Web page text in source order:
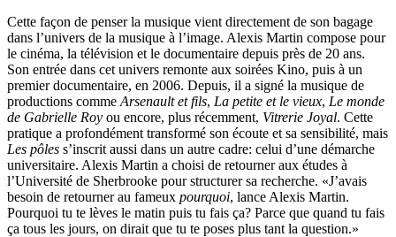
Cette façon de penser la musique vient directement de son bagage
dans l’univers de la musique à l’image. Alexis Martin compose pour
le cinéma, la télévision et le documentaire depuis près de 20 ans.
Son entrée dans cet univers remonte aux soirées Kino, puis à un
premier documentaire, en 2006. Depuis, il a signé la musique de
productions comme Arsenault et fils, La petite et le vieux, Le monde
de Gabrielle Roy ou encore, plus récemment, Vitrerie Joyal. Cette
pratique a profondément transformé son écoute et sa sensibilité, mais
Les pôles s’inscrit aussi dans un autre cadre: celui d’une démarche
universitaire. Alexis Martin a choisi de retourner aux études à
l’Université de Sherbrooke pour structurer sa recherche. «J’avais
besoin de retourner au fameux pourquoi, lance Alexis Martin.
Pourquoi tu te lèves le matin puis tu fais ça? Parce que quand tu fais
ça tous les jours, on dirait que tu te poses plus tant la question.»